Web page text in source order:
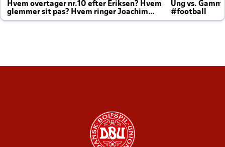
Hvem overtager nr.10 efter Eriksen? Hvem
glemmer sit pas? Hvem ringer Joachim
altid til efter kampe?
Ung vs.
#football